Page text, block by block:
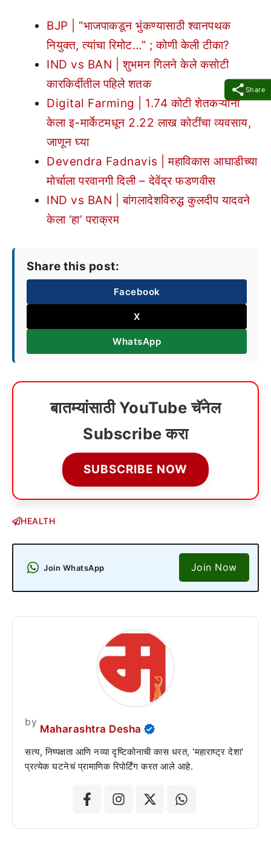
Share
BJP | “भाजपाकडून भुंकण्यासाठी श्वानपथक
नियुक्त, त्यांचा रिमोट…” ; कोणी केली टीका?
IND vs BAN | शुभमन गिलने केले कसोटी
कारकिर्दीतील पहिले शतक
Digital Farming | 1.74 कोटी शेतकऱ्यांनी
केला इ-मार्केटमधून 2.22 लाख कोटींचा व्यवसाय,
जाणून घ्या
Devendra Fadnavis | महाविकास आघाडीच्या
मोर्चाला परवानगी दिली – देवेंद्र फडणवीस
IND vs BAN | बांगलादेशविरुद्ध कुलदीप यादवने
केला ‘हा’ पराक्रम
Share this post:
Facebook
X
WhatsApp
बातम्यांसाठी YouTube चॅनेल
Subscribe करा
SUBSCRIBE NOW
HEALTH
Join WhatsApp Join Now
by
Maharashtra Desha
सत्य, निष्पक्षता आणि नव्या दृष्टिकोनाची कास धरत, 'महाराष्ट्र देशा'
प्रत्येक घटनेचं प्रामाणिक रिपोर्टिंग करत आले आहे.